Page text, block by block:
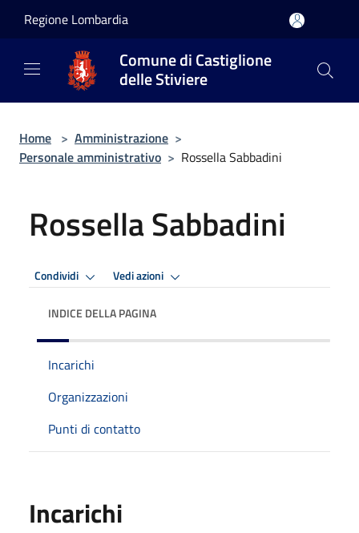
Regione Lombardia
Comune di Castiglione
delle Stiviere
Home > Amministrazione >
Personale amministrativo > Rossella Sabbadini
Rossella Sabbadini
Condividi Vedi azioni
INDICE DELLA PAGINA
Incarichi
Organizzazioni
Punti di contatto
Incarichi